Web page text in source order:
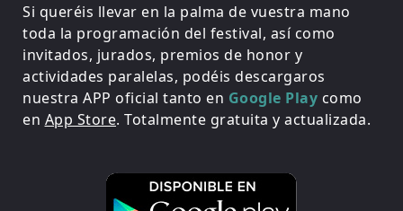
Si queréis llevar en la palma de vuestra mano
toda la programación del festival, así como
invitados, jurados, premios de honor y
actividades paralelas, podéis descargaros
nuestra APP oficial tanto en Google Play como
en App Store. Totalmente gratuita y actualizada.